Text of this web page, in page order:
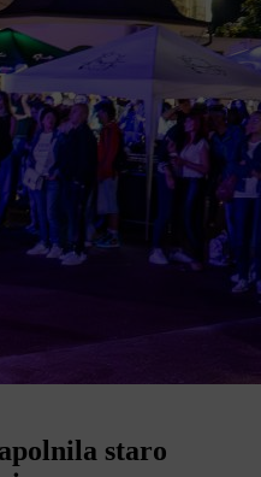
staro